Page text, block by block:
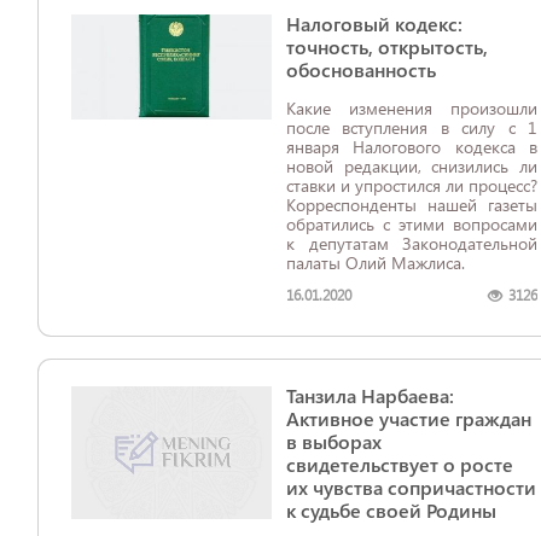
Налоговый кодекс:
точность, открытость,
обоснованность
Какие изменения произошли
после вступления в силу с 1
января Налогового кодекса в
новой редакции, снизились ли
ставки и упростился ли процесс?
Корреспонденты нашей газеты
обратились с этими вопросами
к депутатам Законодательной
палаты Олий Мажлиса.
16.01.2020 3126
Танзила Нарбаева:
Активное участие граждан
в выборах
свидетельствует о росте
их чувства сопричастности
к судьбе своей Родины